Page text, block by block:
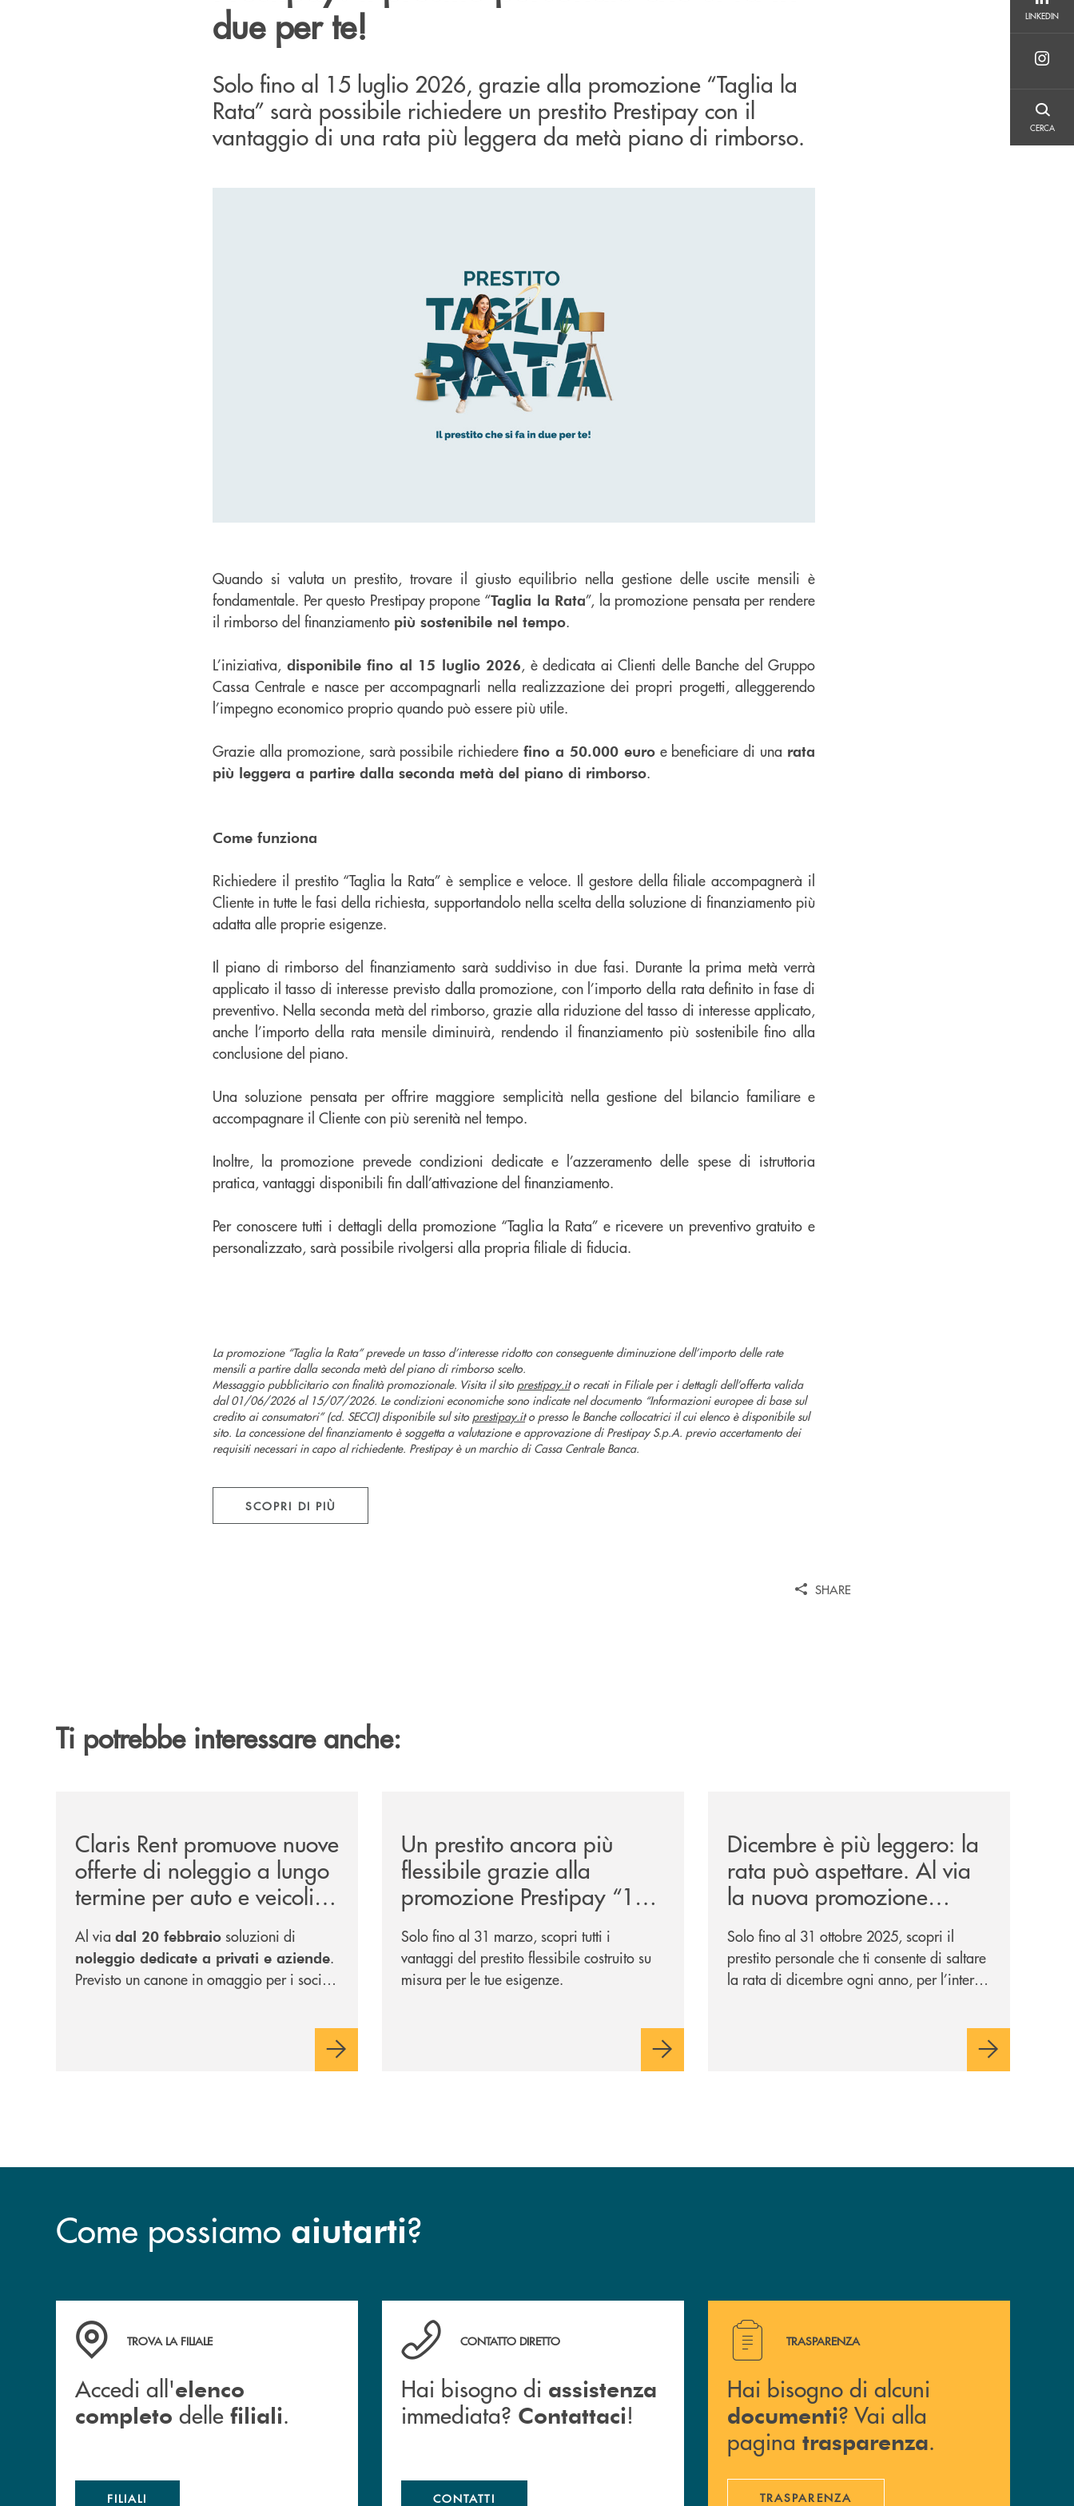
LINKEDIN
CERCA
due per te!
Solo fino al 15 luglio 2026, grazie alla promozione “Taglia la
Rata” sarà possibile richiedere un prestito Prestipay con il
vantaggio di una rata più leggera da metà piano di rimborso.
Quando si valuta un prestito, trovare il giusto equilibrio nella gestione delle uscite mensili è
fondamentale. Per questo Prestipay propone “Taglia la Rata”, la promozione pensata per rendere
il rimborso del finanziamento più sostenibile nel tempo.
L’iniziativa, disponibile fino al 15 luglio 2026, è dedicata ai Clienti delle Banche del Gruppo
Cassa Centrale e nasce per accompagnarli nella realizzazione dei propri progetti, alleggerendo
l’impegno economico proprio quando può essere più utile.
Grazie alla promozione, sarà possibile richiederefino a 50.000 euroe beneficiare di una rata
più leggera a partire dalla seconda metà del piano di rimborso.
Come funziona
Richiedere il prestito “Taglia la Rata” è semplice e veloce. Il gestore della filiale accompagnerà il
Cliente in tutte le fasi della richiesta, supportandolo nella scelta della soluzione di finanziamento più
adatta alle proprie esigenze.
Il piano di rimborso del finanziamento sarà suddiviso in due fasi. Durante la prima metà verrà
applicato il tasso di interesse previsto dalla promozione, con l’importo della rata definito in fase di
preventivo. Nella seconda metà del rimborso, grazie alla riduzione del tasso di interesse applicato,
anche l’importo della rata mensile diminuirà, rendendo il finanziamento più sostenibile fino alla
conclusione del piano.
Una soluzione pensata per offrire maggiore semplicità nella gestione del bilancio familiare e
accompagnare il Cliente con più serenità nel tempo.
Inoltre, la promozione prevede condizioni dedicate e l’azzeramento delle spese di istruttoria
pratica, vantaggi disponibili fin dall’attivazione del finanziamento.
Per conoscere tutti i dettagli della promozione “Taglia la Rata” e ricevere un preventivo gratuito e
personalizzato, sarà possibile rivolgersi alla propria filiale di fiducia.
La promozione “Taglia la Rata” prevede un tasso d’interesse ridotto con conseguente diminuzione dell’importo delle rate
mensili a partire dalla seconda metà del piano di rimborso scelto.
Messaggio pubblicitario con finalità promozionale. Visita il sito prestipay.ito recati in Filiale per i dettagli dell’offerta valida
dal 01/06/2026 al 15/07/2026. Le condizioni economiche sono indicate nel documento “Informazioni europee di base sul
credito ai consumatori” (cd. SECCI) disponibile sul sito prestipay.ito presso le Banche collocatrici il cui elenco è disponibile sul
sito. La concessione del finanziamento è soggetta a valutazione e approvazione di Prestipay S.p.A. previo accertamento dei
requisiti necessari in capo al richiedente. Prestipay è un marchio di Cassa Centrale Banca.
SCOPRI DI PIÙ
SHARE
Ti potrebbe interessare anche:
Claris Rent promuove nuove
offerte di noleggio a lungo
termine per auto e veicoli
commerciali
Al via dal 20 febbraio soluzioni di
noleggio dedicate a privati e aziende.
Previsto un canone in omaggio per i soci
Un prestito ancora più
flessibile grazie alla
promozione Prestipay “110
Volte Su Misura per Te!”
Solo fino al 31 marzo, scopri tutti i
vantaggi del prestito flessibile costruito su
misura per le tue esigenze.
Dicembre è più leggero: la
rata può aspettare. Al via
la nuova promozione
“Salta la Rata” di
Prestipay.
Solo fino al 31 ottobre 2025, scopri il
prestito personale che ti consente di saltare
la rata di dicembre ogni anno, per l’intera
premia”, ottieni un prestito Prestipay e puoi
Come possiamo aiutarti?
Accedi all' elenco completo delle filiali .
TROVA LA FILIALE
Accedi all'elenco
completo delle filiali.
FILIALI
Hai bisogno di assistenza immediata? Contattaci !
CONTATTO DIRETTO
Hai bisogno di assistenza
immediata? Contattaci!
CONTATTI
Hai bisogno di alcuni documenti ? Vai alla pagina
TRASPARENZA
Hai bisogno di alcuni
documenti? Vai alla
pagina trasparenza.
TRASPARENZA